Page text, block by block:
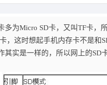
多为Micro SD卡，又叫TF卡，
，这时想起手机内存卡不是和
其实是一样的，所以网上的SD